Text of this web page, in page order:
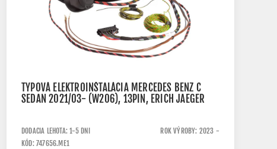
TYPOVÁ ELEKTROINŠTALÁCIA MERCEDES BENZ C
SEDAN 2021/03- (W206), 13PIN, ERICH JAEGER
DODACIA LEHOTA: 1-5 DNI
ROK VÝROBY: 2023 -
KÓD: 747656.ME1